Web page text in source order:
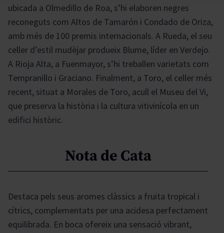
ubicada a Olmedillo de Roa, s’hi elaboren negres
reconeguts com Altos de Tamarón i Condado de Oriza,
amb més de 100 premis internacionals. A Rueda, el seu
celler d’estil mudèjar produeix Blume, líder en Verdejo.
A Rioja Alta, a Fuenmayor, s’hi treballen varietats com
Tempranillo i Graciano. Finalment, a Toro, el celler més
recent, situat a Morales de Toro, acull el Museu del Vi,
que preserva la història i la cultura vitivinícola en un
edifici històric.
Nota de Cata
Destaca pels seus aromes clàssics a fruita tropical i
cítrics, complementats per una acidesa perfectament
equilibrada. En boca ofereix una sensació vibrant,